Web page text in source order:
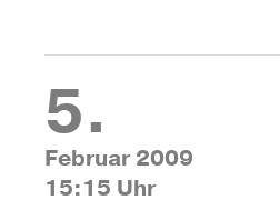
5.
Februar 2009
15:15 Uhr